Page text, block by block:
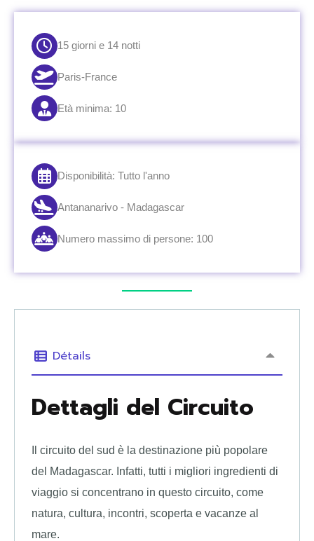
15 giorni e 14 notti
Paris-France
Età minima: 10
Disponibilità: Tutto l'anno
Antananarivo - Madagascar
Numero massimo di persone: 100
Détails
Dettagli del Circuito
Il circuito del sud è la destinazione più popolare
del Madagascar. Infatti, tutti i migliori ingredienti di
viaggio si concentrano in questo circuito, come
natura, cultura, incontri, scoperta e vacanze al
mare.